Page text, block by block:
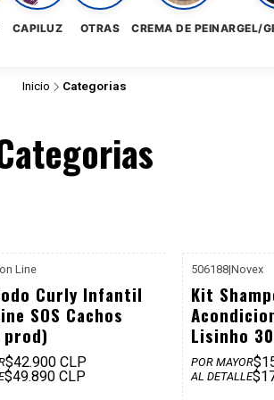
CAPILUZ OTRAS CREMA DE PEINARGEL/
Inicio Categorias
Line
Curly Infantil
SOS Cachos
$42.900 CLP
$49.890 CLP
506188|Novex
Kit
Lisinho
POR MAYOR
AL DETALLE